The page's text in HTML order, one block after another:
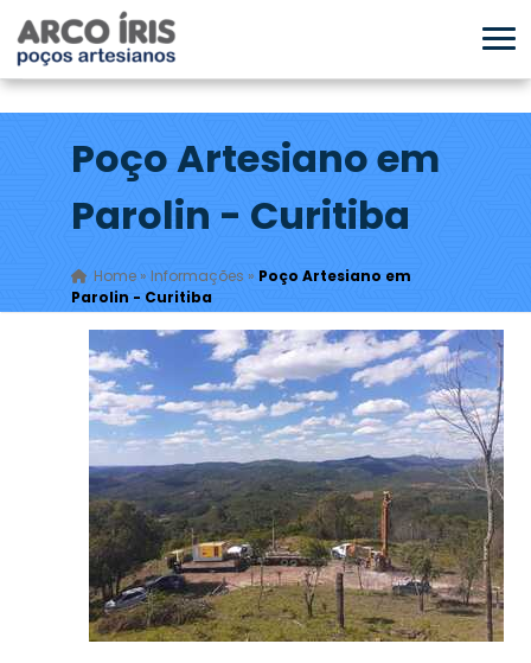
Poço Artesiano em
Parolin - Curitiba
Home» Informações » Poço Artesiano em
Parolin - Curitiba